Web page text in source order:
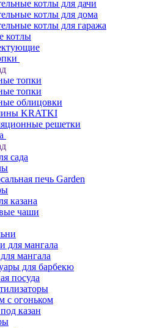
котлы для дачи
котлы для дома
котлы для гаража
котлы
топки
топки
облицовки
KRATKI
решетки
сада
печь Garden
казана
чаши
для мангала
мангала
для барбекю
посуда
с огоньком
казан